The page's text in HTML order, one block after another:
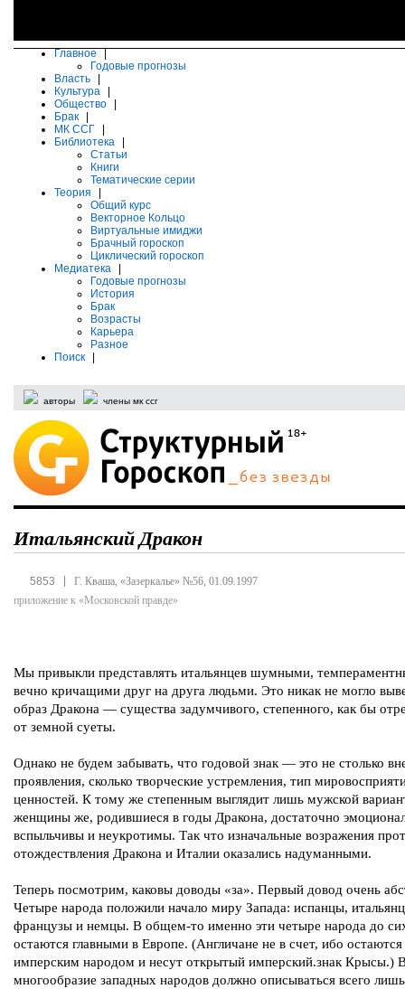
Главное
Годовые прогнозы
Власть
Культура
Общество
Брак
МК ССГ
Библиотека
Статьи
Книги
Тематические серии
Теория
Общий курс
Векторное Кольцо
Виртуальные имиджи
Брачный гороскоп
Циклический гороскоп
Медиатека
Годовые прогнозы
История
Брак
Возрасты
Карьера
Разное
Поиск
авторы члены мк ссг
Итальянский Дракон
5853
Г. Кваша, «Зазеркалье» №56, 01.09.1997
приложение к «Московской правде»
Мы привыкли представлять итальянцев шумными,
вечно кричащими друг на друга людьми. Это никак не могло
образ Дракона — существа задумчивого, степенного, как бы
от земной суеты.
Однако не будем забывать, что годовой знак — это не столько
проявления, сколько творческие устремления, тип
ценностей. К тому же степенным выглядит лишь мужской
женщины же, родившиеся в годы Дракона, достаточно
вспыльчивы и неукротимы. Так что изначальные возражения
отождествления Дракона и Италии оказались надуманными.
Теперь посмотрим, каковы доводы «за». Первый довод очень
Четыре народа положили начало миру Запада: испанцы,
французы и немцы. В общем-то именно эти четыре народа до
остаются главными в Европе. (Англичане не в счет, ибо остаются
имперским народом и несут открытый имперский.знак Крысы.)
многообразие западных народов должно описываться всего